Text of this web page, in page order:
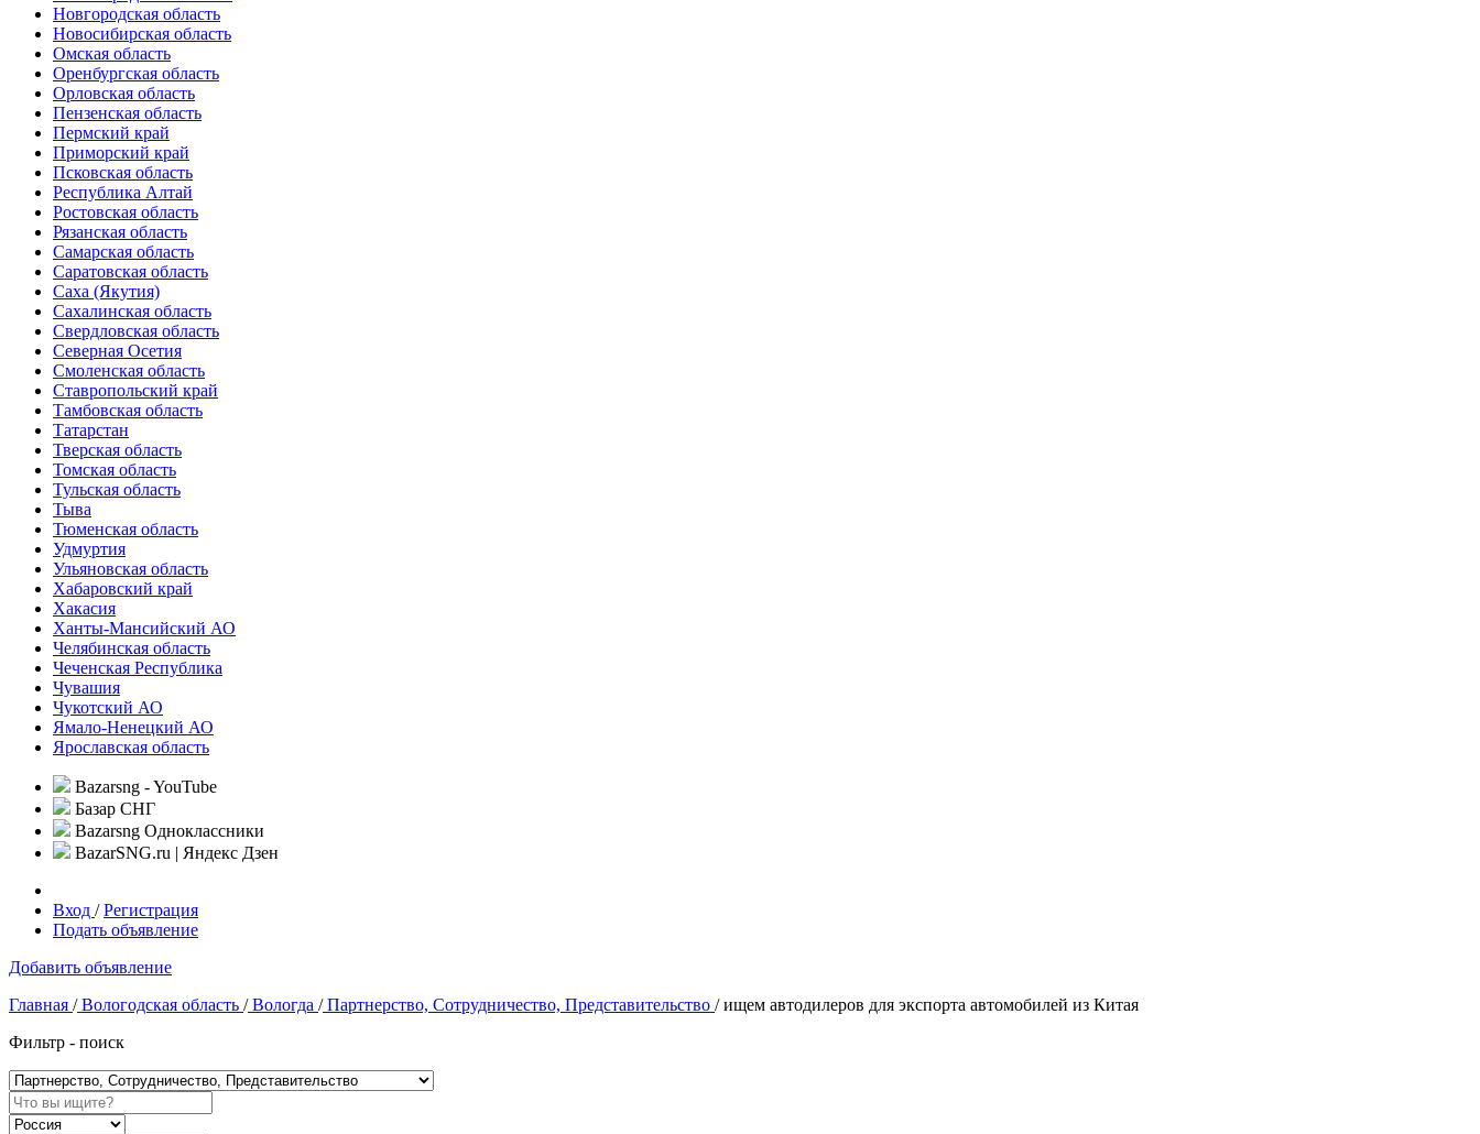
Новгородская область
Новосибирская область
Омская область
Оренбургская область
Орловская область
Пензенская область
Пермский край
Приморский край
Псковская область
Республика Алтай
Ростовская область
Рязанская область
Самарская область
Саратовская область
Саха (Якутия)
Сахалинская область
Свердловская область
Северная Осетия
Смоленская область
Ставропольский край
Тамбовская область
Татарстан
Тверская область
Томская область
Тульская область
Тыва
Тюменская область
Удмуртия
Ульяновская область
Хабаровский край
Хакасия
Ханты-Мансийский АО
Челябинская область
Чеченская Республика
Чувашия
Чукотский АО
Ямало-Ненецкий АО
Ярославская область
Bazarsng - YouTube
Базар СНГ
Bazarsng Одноклассники
BazarSNG.ru | Яндекс Дзен
Вход /Регистрация
Подать объявление
Добавить объявление
Главная /Вологодская область /Вологда /Партнерство, Сотрудничество, Представительство / ищем автодилеров для экспорта автомобилей из Китая
Фильтр - поиск